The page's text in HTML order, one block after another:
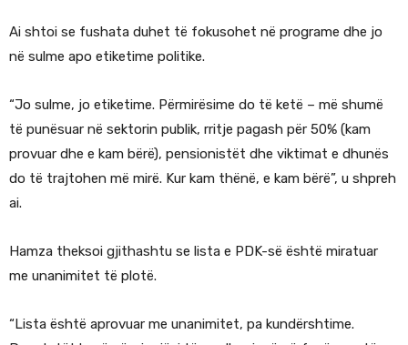
Ai shtoi se fushata duhet të fokusohet në programe dhe jo
në sulme apo etiketime politike.
“Jo sulme, jo etiketime. Përmirësime do të ketë – më shumë
të punësuar në sektorin publik, rritje pagash për 50% (kam
provuar dhe e kam bërë), pensionistët dhe viktimat e dhunës
do të trajtohen më mirë. Kur kam thënë, e kam bërë”, u shpreh
ai.
Hamza theksoi gjithashtu se lista e PDK-së është miratuar
me unanimitet të plotë.
“Lista është aprovuar me unanimitet, pa kundërshtime.